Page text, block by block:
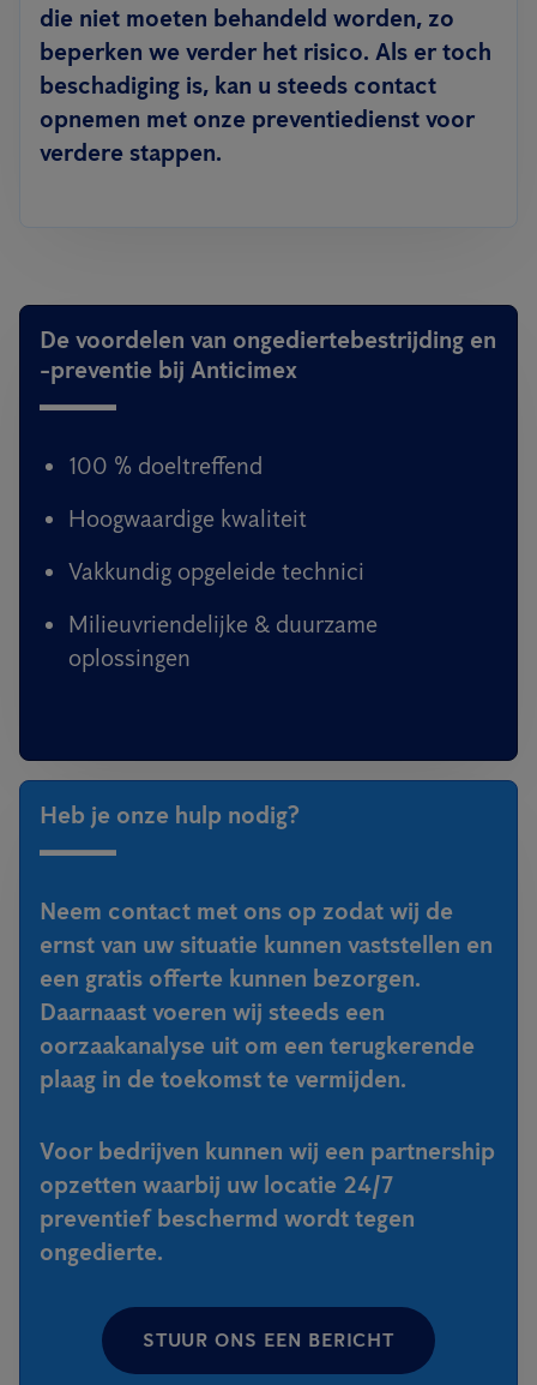
die niet moeten behandeld worden, zo
beperken we verder het risico. Als er toch
beschadiging is, kan u steeds contact
opnemen met onze preventiedienst voor
verdere stappen.
De voordelen van ongediertebestrijding en
-preventie bij Anticimex
100 % doeltreffend
Hoogwaardige kwaliteit
Vakkundig opgeleide technici
Milieuvriendelijke & duurzame
oplossingen
Heb je onze hulp nodig?
Neem contact met ons op zodat wij de
ernst van uw situatie kunnen vaststellen en
een gratis offerte kunnen bezorgen.
Daarnaast voeren wij steeds een
oorzaakanalyse uit om een terugkerende
plaag in de toekomst te vermijden.
Voor bedrijven kunnen wij een partnership
opzetten waarbij uw locatie 24/7
preventief beschermd wordt tegen
ongedierte.
STUUR ONS EEN BERICHT